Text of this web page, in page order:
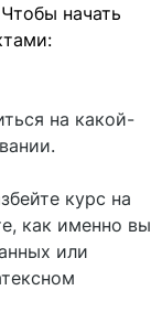
начать
на какой-
курс на
как именно вы
или